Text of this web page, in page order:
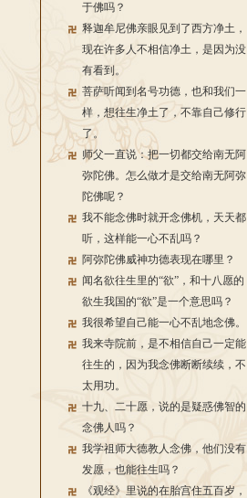
于佛吗？
释迦牟尼佛亲眼见到了西方净土，
现在许多人不相信净土，是因为没
有看到。
菩萨听闻到名号功德，也和我们一
样，想往生净土了，不靠自己修行
了。
师父一直说：把一切都交给南无阿
弥陀佛。怎么做才是交给南无阿弥
陀佛呢？
我不能念佛时就开念佛机，天天都
听，这样能一心不乱吗？
阿弥陀佛威神功德表现在哪里？
闻名欲往生里的“欲”，和十八愿的
欲生我国的“欲”是一个意思吗？
我很希望自己能一心不乱地念佛。
我来寺院前，是不相信自己一定能
往生的，因为我念佛断断续续，不
太用功。
十九、二十愿，说的是疑惑佛智的
念佛人吗？
我学祖师大德教人念佛，他们没有
发愿，也能往生吗？
《观经》里说的在胎宫住五百岁，